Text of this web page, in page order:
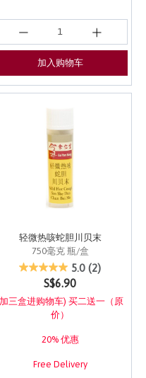
加入购物车
轻微热咳蛇胆川贝末
750毫克 瓶/盒
4.7 out of 5 Customer
5.0 (2)
S$6.90
三盒进购物车) 买二送一（原
价）
20% 优惠
Free Delivery